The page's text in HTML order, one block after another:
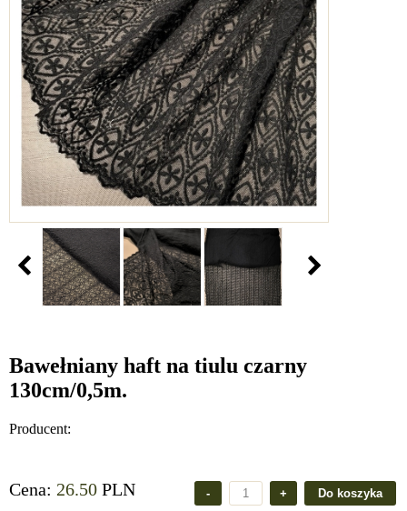
Bawełniany haft na tiulu czarny
130cm/0,5m.
Producent:
Cena: 26.50 PLN